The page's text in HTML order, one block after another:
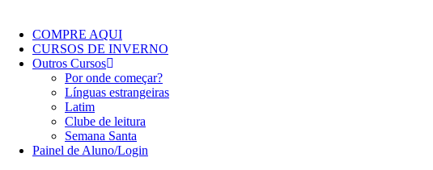
COMPRE AQUI
CURSOS DE INVERNO
Outros Cursos
Por onde começar?
Línguas estrangeiras
Latim
Clube de leitura
Semana Santa
Painel de Aluno/Login